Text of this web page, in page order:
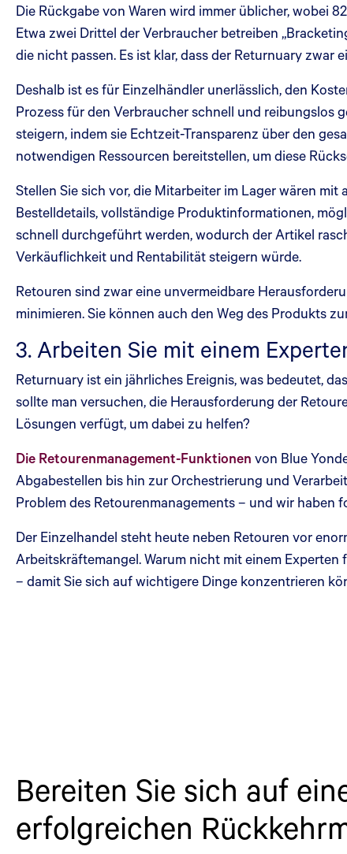
Die Rückgabe von Waren wird immer üblicher, wobei
Etwa zwei Drittel der Verbraucher betreiben
die nicht passen. Es ist klar, dass der Returnuary
Deshalb ist es für Einzelhändler unerlässlich, den
Prozess für den Verbraucher schnell und reibungslos
steigern, indem sie Echtzeit-Transparenz über den
notwendigen Ressourcen bereitstellen, um diese
Stellen Sie sich vor, die Mitarbeiter im Lager wären
Bestelldetails, vollständige Produktinformationen,
schnell durchgeführt werden, wodurch der Artikel
Verkäuflichkeit und Rentabilität steigern würde.
Retouren sind zwar eine unvermeidbare
minimieren. Sie können auch den Weg des Produkts
3. Arbeiten Sie mit einem
Returnuary ist ein jährliches Ereignis, was bedeutet,
sollte man versuchen, die Herausforderung der
Lösungen verfügt, um dabei zu helfen?
Die Retourenmanagement-Funktionen von Blue
Abgabestellen bis hin zur Orchestrierung und
Problem des Retourenmanagements – und wir
Der Einzelhandel steht heute neben Retouren vor
Arbeitskräftemangel. Warum nicht mit einem
– damit Sie sich auf wichtigere Dinge konzentrieren
Bereiten Sie sich auf
erfolgreichen